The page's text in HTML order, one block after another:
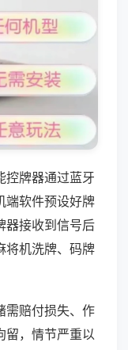
控牌器通过蓝牙
端软件预设好牌
器接收到信号后
将机洗牌、码牌
需赔付损失、作
留，情节严重以